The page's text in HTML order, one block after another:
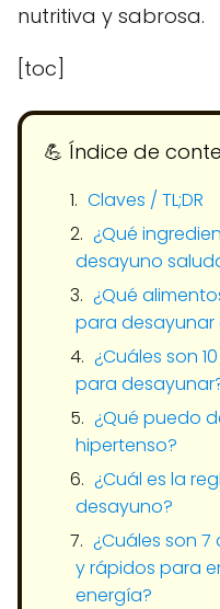
nutritiva y sabrosa.
[toc]
💪​ Índice de
Claves / TL;DR
¿Qué
desayuno
¿Qué
para desayunar
¿Cuáles son
para
¿Qué puedo
hipertenso?
¿Cuál es la
desayuno?
¿Cuáles son
y rápidos para
energía?